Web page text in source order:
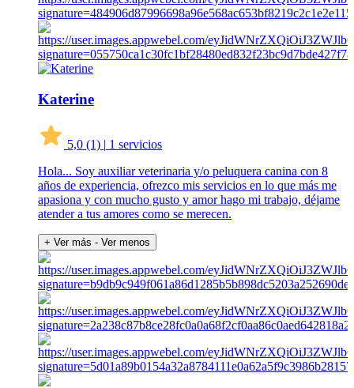
Katerine
5,0 (1) | 1 servicios
Hola... Soy auxiliar veterinaria y/o peluquera canina con 8
años de experiencia, ofrezco mis servicios en lo que más me
apasiona y con mucho gusto y amor hago mi trabajo, déjame
atender a tus amores como se merecen.
+ Ver más - Ver menos